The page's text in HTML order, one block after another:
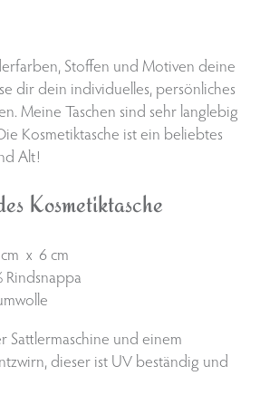
Stoffen und Motiven deine
dir dein individuelles, persönliches
Meine Taschen sind sehr langlebig
Kosmetiktasche ist ein beliebtes
Alt!
Kosmetiktasche
x 6 cm
Rindsnappa
Sattlermaschine und einem
dieser ist UV beständig und